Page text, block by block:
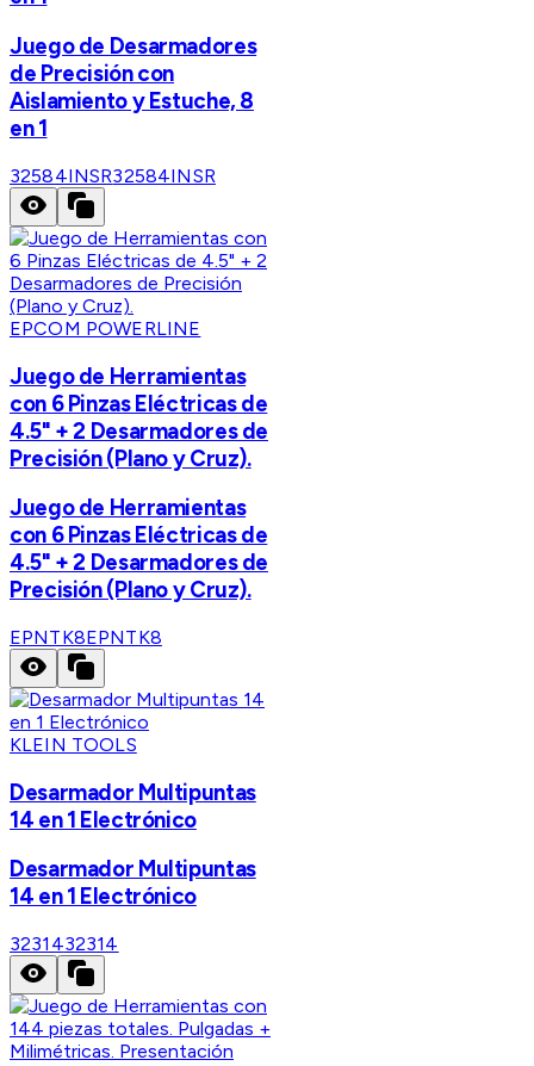
Juego de Desarmadores
de Precisión con
Aislamiento y Estuche, 8
en 1
32584INSR32584INSR
EPCOM POWERLINE
Juego de Herramientas
con 6 Pinzas Eléctricas de
4.5" + 2 Desarmadores de
Precisión (Plano y Cruz).
Juego de Herramientas
con 6 Pinzas Eléctricas de
4.5" + 2 Desarmadores de
Precisión (Plano y Cruz).
EPNTK8EPNTK8
KLEIN TOOLS
Desarmador Multipuntas
14 en 1 Electrónico
Desarmador Multipuntas
14 en 1 Electrónico
3231432314